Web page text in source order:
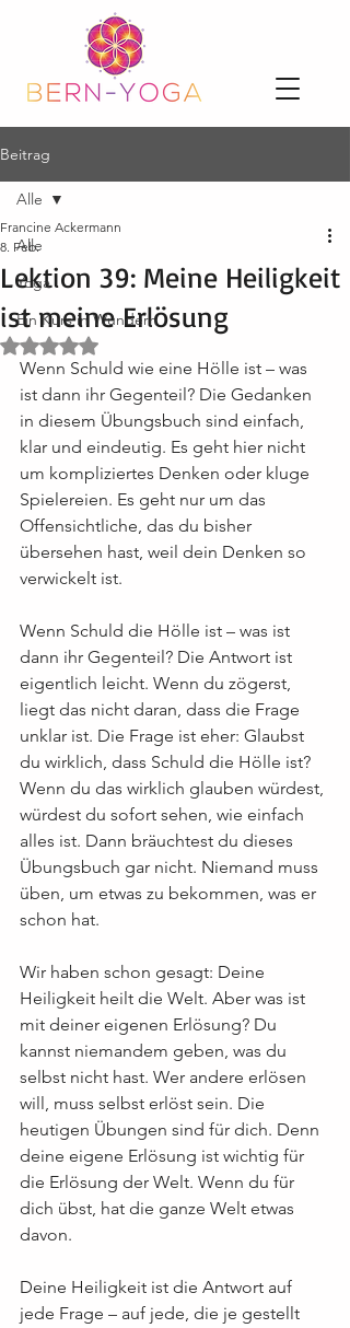
Beitrag
Alle
Yoga
Ein Kurs in Wundern
Alle
Lektion 39: Meine Heiligkeit
ist meine Erlösung
Francine Ackermann
8. Feb.
Mit NaN von 5 Sternen bewertet.
Wenn Schuld wie eine Hölle ist – was
ist dann ihr Gegenteil? Die Gedanken
in diesem Übungsbuch sind einfach,
klar und eindeutig. Es geht hier nicht
um kompliziertes Denken oder kluge
Spielereien. Es geht nur um das
Offensichtliche, das du bisher
übersehen hast, weil dein Denken so
verwickelt ist.
Wenn Schuld die Hölle ist – was ist
dann ihr Gegenteil? Die Antwort ist
eigentlich leicht. Wenn du zögerst,
liegt das nicht daran, dass die Frage
unklar ist. Die Frage ist eher: Glaubst
du wirklich, dass Schuld die Hölle ist?
Wenn du das wirklich glauben würdest,
würdest du sofort sehen, wie einfach
alles ist. Dann bräuchtest du dieses
Übungsbuch gar nicht. Niemand muss
üben, um etwas zu bekommen, was er
schon hat.
Wir haben schon gesagt: Deine
Heiligkeit heilt die Welt. Aber was ist
mit deiner eigenen Erlösung? Du
kannst niemandem geben, was du
selbst nicht hast. Wer andere erlösen
will, muss selbst erlöst sein. Die
heutigen Übungen sind für dich. Denn
deine eigene Erlösung ist wichtig für
die Erlösung der Welt. Wenn du für
dich übst, hat die ganze Welt etwas
davon.
Deine Heiligkeit ist die Antwort auf
jede Frage – auf jede, die je gestellt